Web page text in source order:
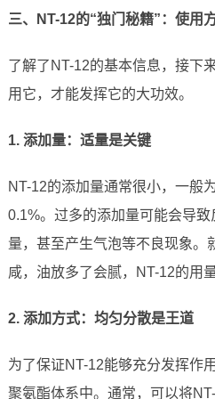
三、NT-12的“独门秘籍”：使用
了解了NT-12的基本信息，接下
用它，才能发挥它的大功效。
1. 添加量：适量是关键
NT-12的添加量通常很小，一般
0.1%。过多的添加量可能会导
量，甚至产生气泡等不良现象。
咸，油放多了会腻，NT-12的用
2. 添加方式：均匀分散是王道
为了保证NT-12能够充分发挥作
聚氨酯体系中。通常，可以将